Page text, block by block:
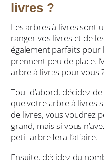
livres ?
Les arbres à livres sont
ranger vos livres et de
également parfaits pour
prennent peu de place.
arbre à livres pour vous
Tout d’abord, décidez
que votre arbre à livres
de livres, vous voudrez
grand, mais si vous
petit arbre fera l’affaire.
Ensuite, décidez du